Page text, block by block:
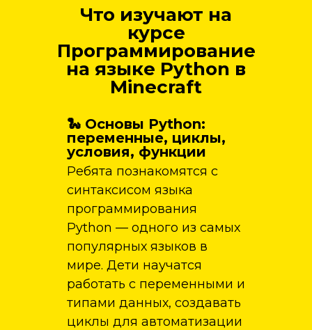
Что изучают на
курсе
Программирование
на языке Python в
Minecraft
🐍 Основы Python:
переменные, циклы,
условия, функции
Ребята познакомятся с
синтаксисом языка
программирования
Python — одного из самых
популярных языков в
мире. Дети научатся
работать с переменными и
типами данных, создавать
циклы для автоматизации